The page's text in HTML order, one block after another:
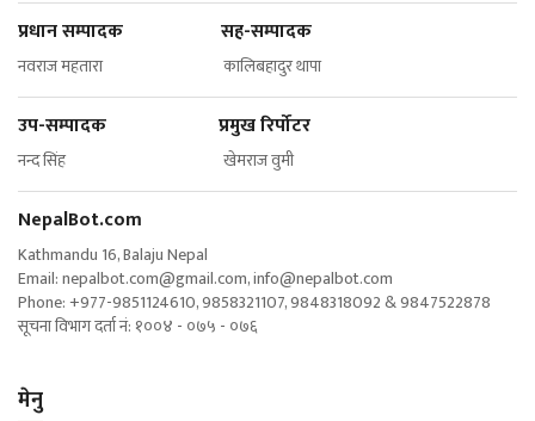
प्रधान सम्पादक सह-सम्पादक
नवराज महतारा कालिबहादुर थापा
उप-सम्पादक प्रमुख रिर्पोटर
नन्द सिंह खेमराज वुमी
NepalBot.com
Kathmandu 16, Balaju Nepal
Email:nepalbot.com@gmail.com,info@nepalbot.com
Phone: +977-9851124610, 9858321107, 9848318092 & 9847522878
सूचना विभाग दर्ता नं: १००४ - ०७५ - ०७६
मेनु